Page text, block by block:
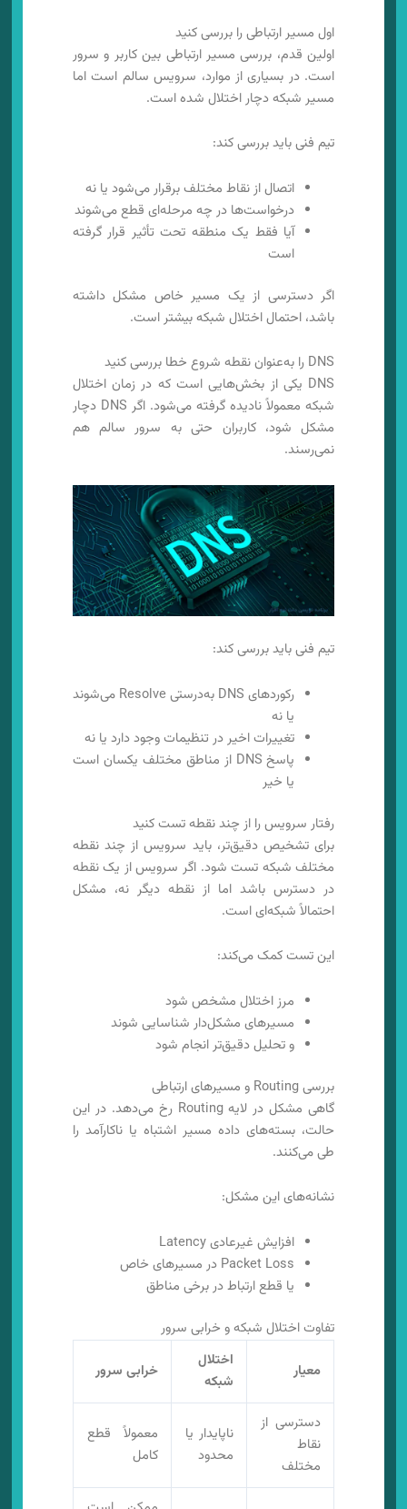
اول مسیر ارتباطی را بررسی کنید
اولین قدم، بررسی مسیر ارتباطی بین کاربر و سرور
است. در بسیاری از موارد، سرویس سالم است اما
مسیر شبکه دچار اختلال شده است.
تیم فنی باید بررسی کند:
اتصال از نقاط مختلف برقرار می‌شود یا نه
درخواست‌ها در چه مرحله‌ای قطع می‌شوند
آیا فقط یک منطقه تحت تأثیر قرار گرفته
است
اگر دسترسی از یک مسیر خاص مشکل داشته
باشد، احتمال اختلال شبکه بیشتر است.
DNS را به‌عنوان نقطه شروع خطا بررسی کنید
DNS یکی از بخش‌هایی است که در زمان اختلال
شبکه معمولاً نادیده گرفته می‌شود. اگر DNS دچار
مشکل شود، کاربران حتی به سرور سالم هم
نمی‌رسند.
تیم فنی باید بررسی کند:
رکوردهای DNS به‌درستی Resolve می‌شوند
یا نه
تغییرات اخیر در تنظیمات وجود دارد یا نه
پاسخ DNS از مناطق مختلف یکسان است
یا خیر
رفتار سرویس را از چند نقطه تست کنید
برای تشخیص دقیق‌تر، باید سرویس از چند نقطه
مختلف شبکه تست شود. اگر سرویس از یک نقطه
در دسترس باشد اما از نقطه دیگر نه، مشکل
احتمالاً شبکه‌ای است.
این تست کمک می‌کند:
مرز اختلال مشخص شود
مسیرهای مشکل‌دار شناسایی شوند
و تحلیل دقیق‌تر انجام شود
بررسی Routing و مسیرهای ارتباطی
گاهی مشکل در لایه Routing رخ می‌دهد. در این
حالت، بسته‌های داده مسیر اشتباه یا ناکارآمد را
طی می‌کنند.
نشانه‌های این مشکل:
افزایش غیرعادی Latency
Packet Loss در مسیرهای خاص
یا قطع ارتباط در برخی مناطق
تفاوت اختلال شبکه و خرابی سرور
معیار
اختلال
شبکه
خرابی سرور
دسترسی از
نقاط
مختلف
ناپایدار یا
محدود
معمولاً قطع
کامل